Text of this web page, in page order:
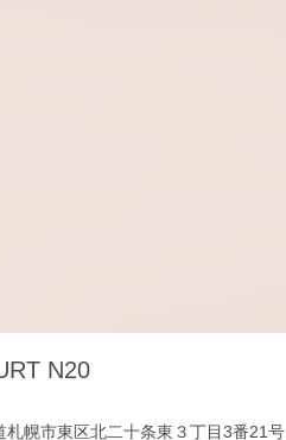
N20
札幌市東区北二十条東３丁目3番21号